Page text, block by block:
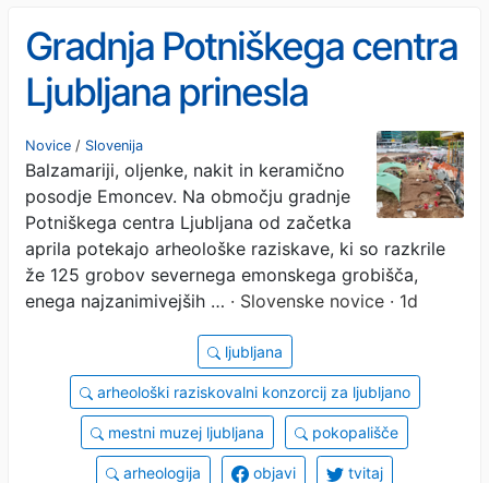
Gradnja Potniškega centra
Ljubljana prinesla
pomembna odkritja:
grobišče le miljo od
mestnih vrat (FOTO)
Novice / Slovenija
Balzamariji, oljenke, nakit in keramično
posodje Emoncev. Na območju gradnje
Potniškega centra Ljubljana od začetka
aprila potekajo arheološke raziskave, ki so razkrile
že 125 grobov severnega emonskega grobišča,
enega najzanimivejših … · Slovenske novice · 1d
ljubljana
arheološki raziskovalni konzorcij za ljubljano
mestni muzej ljubljana pokopališče
arheologija objavi tvitaj